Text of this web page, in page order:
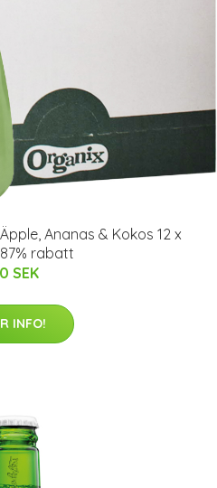
Ananas & Kokos 12 x
rabatt
SEK
INFO!